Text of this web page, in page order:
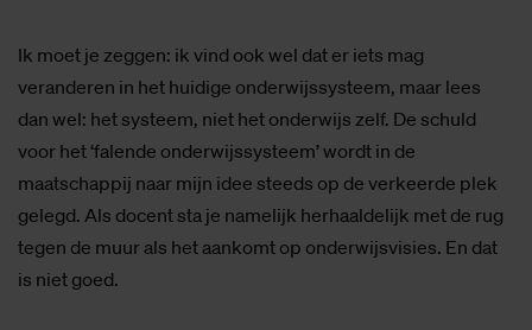
Ik moet je zeggen: ik vind ook wel dat er iets mag
veranderen in het huidige onderwijssysteem, maar lees
dan wel: het systeem, niet het onderwijs zelf. De schuld
voor het ‘falende onderwijssysteem’ wordt in de
maatschappij naar mijn idee steeds op de verkeerde plek
gelegd. Als docent sta je namelijk herhaaldelijk met de rug
tegen de muur als het aankomt op onderwijsvisies. En dat
is niet goed.